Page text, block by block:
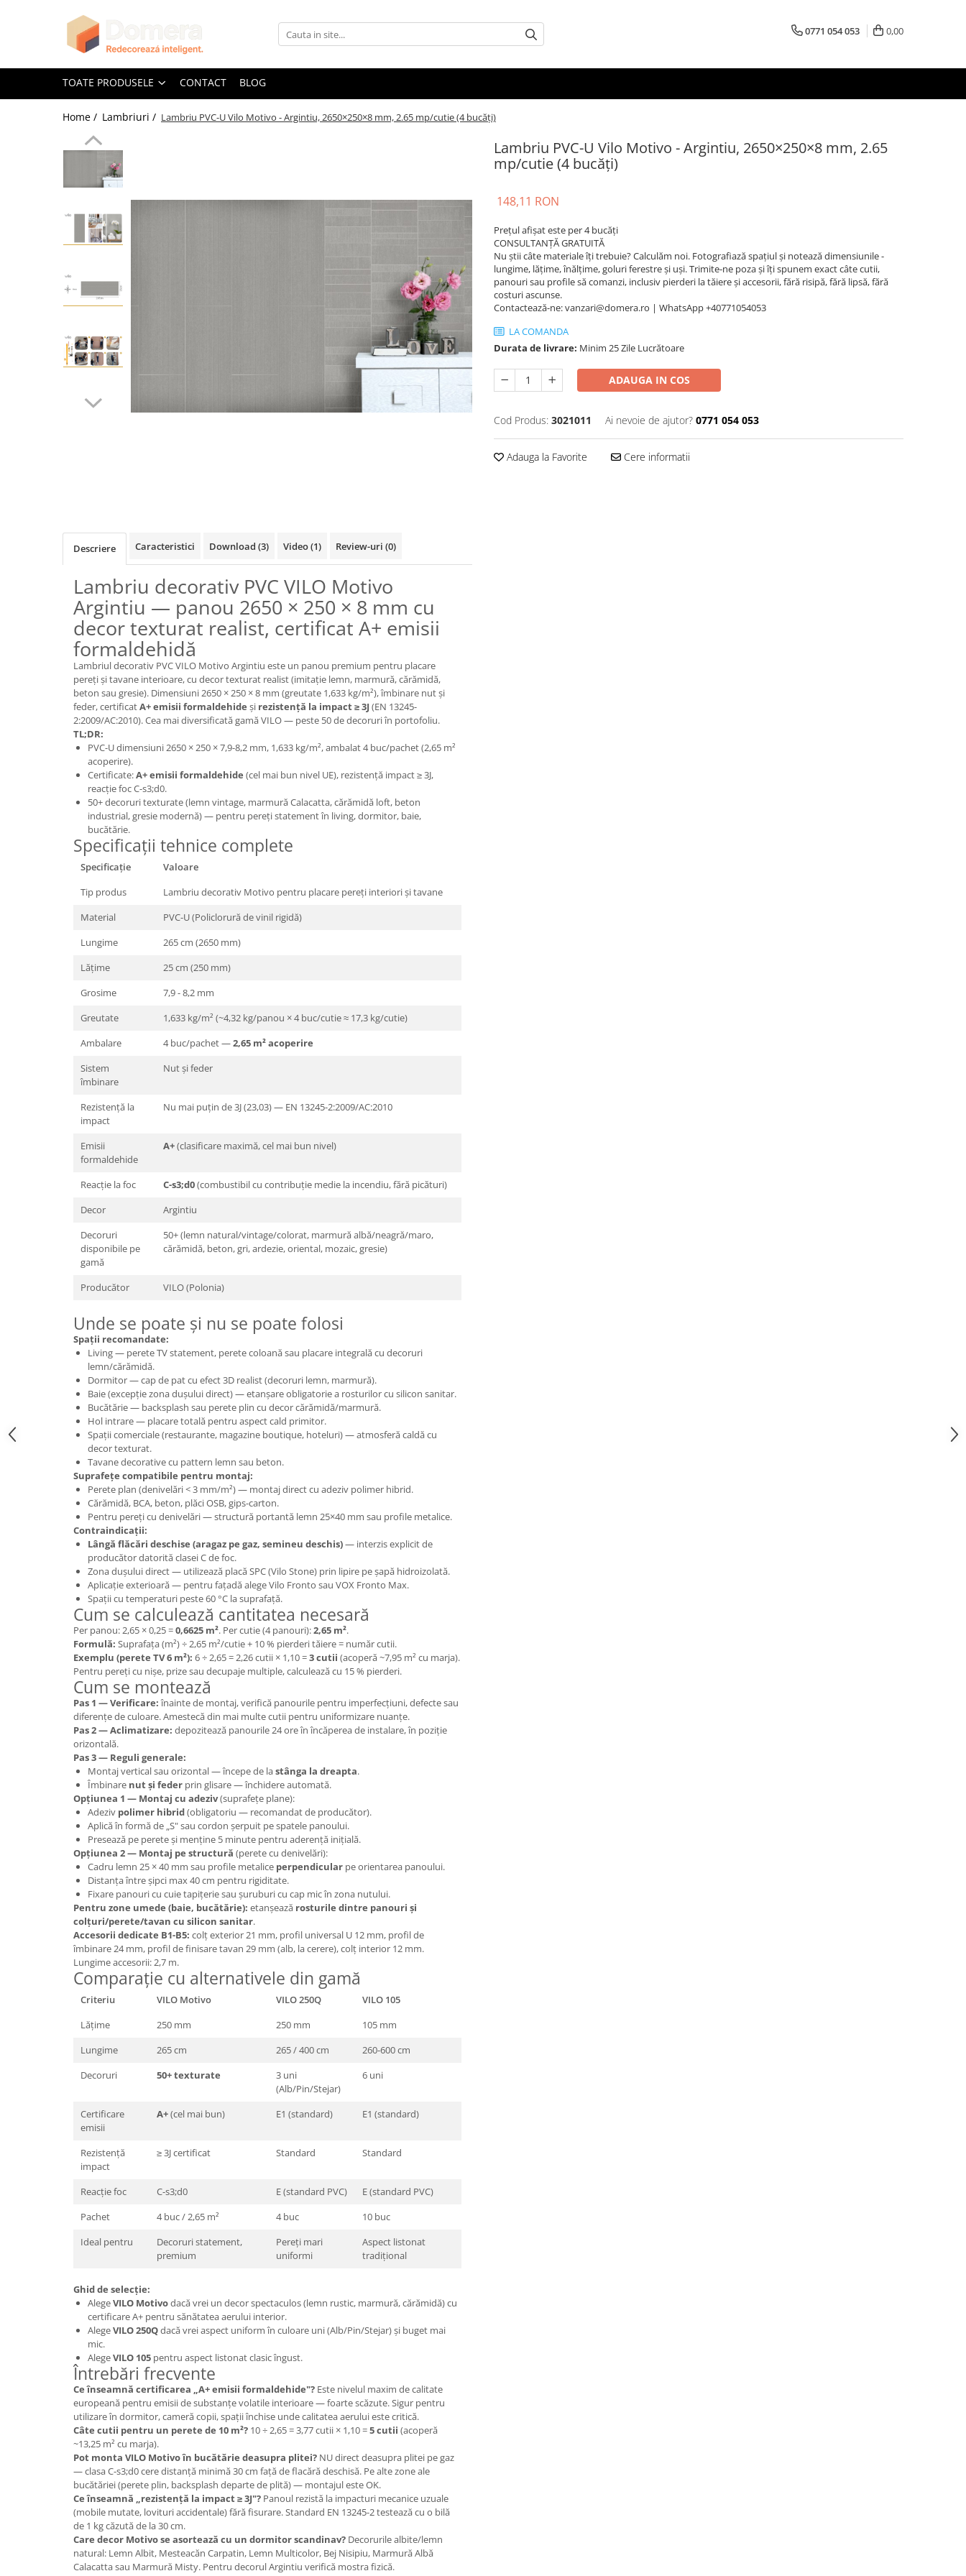
Toate Produsele
Parchet SPC
Riflaje Decorative
Glafuri Exterioare
Plinte, Plinte PVC, Plinte MDF
Plinte MDF Premium
Accesorii Plinte
Colt Exterior Plinta
Colt Interior Plinta
Prag de trecere
Lambriuri PVC
Lambriuri Premium
Panouri Decorative
Panouri Decorative SPC
Panouri Decorative Premium
0771 054 053 0,00
TOATE PRODUSELE CONTACT BLOG
Home / Lambriuri / Lambriu PVC-U Vilo Motivo - Argintiu, 2650×250×8 mm, 2.65 mp/cutie (4 bucăți)
Lambriu PVC-U Vilo Motivo - Argintiu, 2650×250×8 mm, 2.65
mp/cutie (4 bucăți)
148,11 RON
Prețul afișat este per 4 bucăți
CONSULTANȚĂ GRATUITĂ
Nu știi câte materiale îți trebuie? Calculăm noi. Fotografiază spațiul și notează dimensiunile -
lungime, lățime, înălțime, goluri ferestre și uși. Trimite-ne poza și îți spunem exact câte cutii,
panouri sau profile să comanzi, inclusiv pierderi la tăiere și accesorii, fără risipă, fără lipsă, fără
costuri ascunse.
Contactează-ne: vanzari@domera.ro | WhatsApp +40771054053
LA COMANDA
Durata de livrare: Minim 25 Zile Lucrătoare
ADAUGA IN COS
Cod Produs: 3021011 Ai nevoie de ajutor? 0771 054 053
Adauga la Favorite Cere informatii
Descriere Caracteristici Download (3) Video(1) Review-uri (0)
Lambriu decorativ PVC VILO Motivo
Argintiu — panou 2650 × 250 × 8 mm cu
decor texturat realist, certificat A+ emisii
formaldehidă
Lambriul decorativ PVC VILO Motivo Argintiu este un panou premium pentru placare
pereți și tavane interioare, cu decor texturat realist (imitație lemn, marmură, cărămidă,
beton sau gresie). Dimensiuni 2650 × 250 × 8 mm (greutate 1,633 kg/m²), îmbinare nut și
feder, certificatA+ emisii formaldehide și rezistență la impact ≥ 3J (EN 13245-
2:2009/AC:2010). Cea mai diversificată gamă VILO — peste 50 de decoruri în portofoliu.
TL;DR:
PVC-U dimensiuni 2650 × 250 × 7,9-8,2 mm, 1,633 kg/m², ambalat 4 buc/pachet (2,65 m²
acoperire).
Certificate:A+ emisii formaldehide (cel mai bun nivel UE), rezistență impact ≥ 3J,
reacție foc C-s3;d0.
50+ decoruri texturate (lemn vintage, marmură Calacatta, cărămidă loft, beton
industrial, gresie modernă) — pentru pereți statement în living, dormitor, baie,
bucătărie.
Specificații tehnice complete
Specificație
Valoare
Tip produs
Lambriu decorativ Motivo pentru placare pereți interiori și tavane
Material
PVC-U (Policlorură de vinil rigidă)
Lungime
265 cm (2650 mm)
Lățime
25 cm (250 mm)
Grosime
7,9 - 8,2 mm
Greutate
1,633 kg/m² (~4,32 kg/panou × 4 buc/cutie ≈ 17,3 kg/cutie)
Ambalare
4 buc/pachet —2,65 m² acoperire
Sistem
îmbinare
Nut și feder
Rezistență la
impact
Nu mai puțin de 3J (23,03) — EN 13245-2:2009/AC:2010
Emisii
formaldehide
A+(clasificare maximă, cel mai bun nivel)
Reacție la foc C-s3;d0(combustibil cu contribuție medie la incendiu, fără picături)
Decor
Argintiu
Decoruri
disponibile pe
gamă
50+ (lemn natural/vintage/colorat, marmură albă/neagră/maro,
cărămidă, beton, gri, ardezie, oriental, mozaic, gresie)
Producător VILO (Polonia)
Unde se poate și nu se poate folosi
Spații recomandate:
Living — perete TV statement, perete coloană sau placare integrală cu decoruri
lemn/cărămidă.
Dormitor — cap de pat cu efect 3D realist (decoruri lemn, marmură).
Baie (excepție zona dușului direct) — etanșare obligatorie a rosturilor cu silicon sanitar.
Bucătărie — backsplash sau perete plin cu decor cărămidă/marmură.
Hol intrare — placare totală pentru aspect cald primitor.
Spații comerciale (restaurante, magazine boutique, hoteluri) — atmosferă caldă cu
decor texturat.
Tavane decorative cu pattern lemn sau beton.
Suprafețe compatibile pentru montaj:
Perete plan (denivelări < 3 mm/m²) — montaj direct cu adeziv polimer hibrid.
Cărămidă, BCA, beton, plăci OSB, gips-carton.
Pentru pereți cu denivelări — structură portantă lemn 25×40 mm sau profile metalice.
Contraindicații:
Lângă flăcări deschise (aragaz pe gaz, semineu deschis)— interzis explicit de
producător datorită clasei C de foc.
Zona dușului direct — utilizează placă SPC (Vilo Stone) prin lipire pe șapă hidroizolată.
Aplicație exterioară — pentru fațadă alege Vilo Fronto sau VOX Fronto Max.
Spații cu temperaturi peste 60 °C la suprafață.
Cum se calculează cantitatea necesară
Per panou: 2,65 × 0,25 =0,6625 m². Per cutie (4 panouri):2,65 m².
Formulă: Suprafața (m²) ÷ 2,65 m²/cutie + 10 % pierderi tăiere = număr cutii.
Exemplu (perete TV 6 m²): 6 ÷ 2,65 = 2,26 cutii × 1,10 =3 cutii (acoperă ~7,95 m² cu marja).
Pentru pereți cu nișe, prize sau decupaje multiple, calculează cu 15 % pierderi.
Cum se montează
Pas 1 — Verificare:înainte de montaj, verifică panourile pentru imperfecțiuni, defecte sau
diferențe de culoare. Amestecă din mai multe cutii pentru uniformizare nuanțe.
Pas 2 — Aclimatizare: depozitează panourile 24 ore în încăperea de instalare, în poziție
orizontală.
Pas 3 — Reguli generale:
Montaj vertical sau orizontal — începe de lastânga la dreapta.
Îmbinare nut și feder prin glisare — închidere automată.
Opțiunea 1 — Montaj cu adeziv(suprafețe plane):
Adeziv polimer hibrid(obligatoriu — recomandat de producător).
Aplică în formă de „S" sau cordon șerpuit pe spatele panoului.
Presează pe perete și menține 5 minute pentru aderență inițială.
Opțiunea 2 — Montaj pe structură (perete cu denivelări):
Cadru lemn 25 × 40 mm sau profile metalice perpendicular pe orientarea panoului.
Distanța între șipci max 40 cm pentru rigiditate.
Fixare panouri cu cuie tapițerie sau șuruburi cu cap mic în zona nutului.
Pentru zone umede (baie, bucătărie): etanșează rosturile dintre panouri și
colțuri/perete/tavan cu silicon sanitar.
Accesorii dedicate B1-B5: colț exterior 21 mm, profil universal U 12 mm, profil de
îmbinare 24 mm, profil de finisare tavan 29 mm (alb, la cerere), colț interior 12 mm.
Lungime accesorii: 2,7 m.
Comparație cu alternativele din gamă
Criteriu VILO Motivo VILO 250Q
VILO 105
Lățime
250 mm 250 mm
105 mm
Lungime
265 cm 265 / 400 cm
260-600 cm
Decoruri
50+ texturate
3 uni
(Alb/Pin/Stejar)
6 uni
Certificare
emisii
A+(cel mai bun) E1 (standard) E1 (standard)
Rezistență
impact
≥ 3J certificat Standard Standard
Reacție foc C-s3;d0 E (standard PVC)
E (standard PVC)
Pachet
4 buc / 2,65 m² 4 buc
10 buc
Ideal pentru
Decoruri statement,
premium
Pereți mari
uniformi
Aspect listonat
tradițional
Ghid de selecție:
AlegeVILO Motivodacă vrei un decor spectaculos (lemn rustic, marmură, cărămidă) cu
certificare A+ pentru sănătatea aerului interior.
AlegeVILO 250Qdacă vrei aspect uniform în culoare uni (Alb/Pin/Stejar) și buget mai
mic.
AlegeVILO 105 pentru aspect listonat clasic îngust.
Întrebări frecvente
Ce înseamnă certificarea „A+ emisii formaldehide"? Este nivelul maxim de calitate
europeană pentru emisii de substanțe volatile interioare — foarte scăzute. Sigur pentru
utilizare în dormitor, cameră copii, spații închise unde calitatea aerului este critică.
Câte cutii pentru un perete de 10 m²? 10 ÷ 2,65 = 3,77 cutii × 1,10 =5 cutii (acoperă
~13,25 m² cu marja).
Pot monta VILO Motivo în bucătărie deasupra plitei? NU direct deasupra plitei pe gaz
— clasa C-s3;d0 cere distanță minimă 30 cm față de flacără deschisă. Pe alte zone ale
bucătăriei (perete plin, backsplash departe de plită) — montajul este OK.
Ce înseamnă „rezistență la impact ≥ 3J"? Panoul rezistă la impacturi mecanice uzuale
(mobile mutate, lovituri accidentale) fără fisurare. Standard EN 13245-2 testează cu o bilă
de 1 kg căzută de la 30 cm.
Care decor Motivo se asortează cu un dormitor scandinav? Decorurile albite/lemn
natural: Lemn Albit, Mesteacăn Carpatin, Lemn Multicolor, Bej Nisipiu, Marmură Albă
Calacatta sau Marmură Misty. Pentru decorul Argintiu verifică mostra fizică.